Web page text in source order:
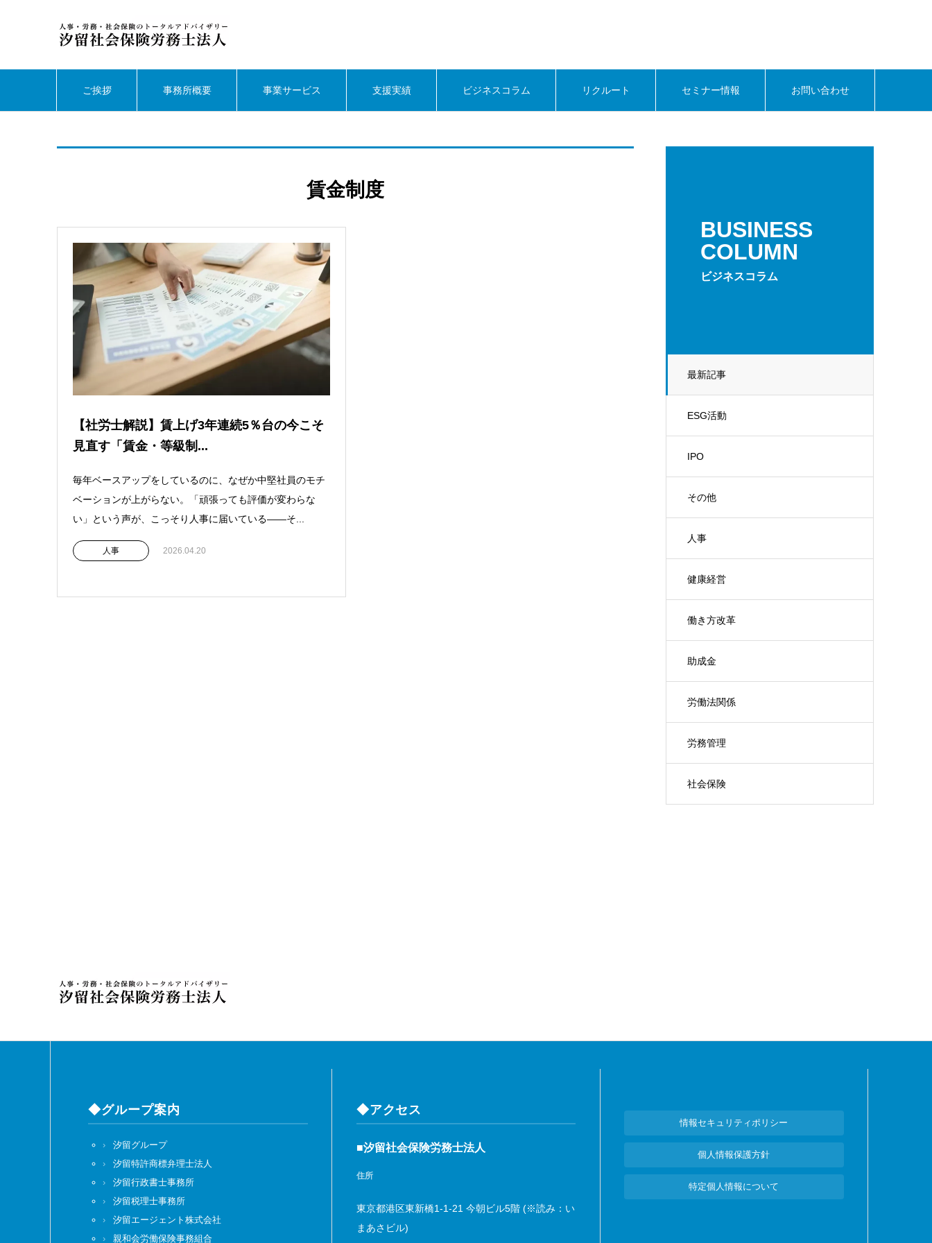
ご挨拶 事務所概要 事業サービス 支援実績 ビジネスコラム リクルート セミナー情報 お問い合わせ
BUSINESS
COLUMN
ビジネスコラム
最新記事
ESG活動
IPO
その他
人事
健康経営
働き方改革
助成金
労働法関係
労務管理
社会保険
賃金制度
【社労士解説】賃上げ3年連続5％台の今こそ
見直す「賃金・等級制...
毎年ベースアップをしているのに、なぜか中堅社員のモチ
ベーションが上がらない。「頑張っても評価が変わらな
い」という声が、こっそり人事に届いている——そ...
人事 2026.04.20
◆グループ案内
汐留グループ
汐留特許商標弁理士法人
汐留行政書士事務所
汐留税理士事務所
汐留エージェント株式会社
親和会労働保険事務組合
◆アクセス
■汐留社会保険労務士法人
住所
東京都港区東新橋1-1-21 今朝ビル5階 (※読み：い
まあさビル)
情報セキュリティポリシー
個人情報保護方針
特定個人情報について